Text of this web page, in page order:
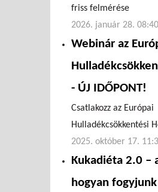
friss felmérése
2026. január 28. 08:40
Webinár az
- ÚJ IDŐPONT!
Csatlakozz az Európai
Hulladékcsökkentési
2025. október 17.
Kukadiéta 2.0 –
hogyan